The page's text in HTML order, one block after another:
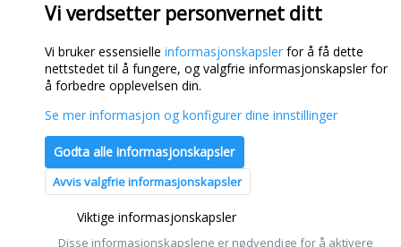
Vi verdsetter personvernet ditt
Vi bruker essensielle informasjonskapsler for å få dette
nettstedet til å fungere, og valgfrie informasjonskapsler for
å forbedre opplevelsen din.
Se mer informasjon og konfigurer dine innstillinger
Godta alle informasjonskapsler
Avvis valgfrie informasjonskapsler
Viktige informasjonskapsler
Disse informasjonskapslene er nødvendige for å aktivere